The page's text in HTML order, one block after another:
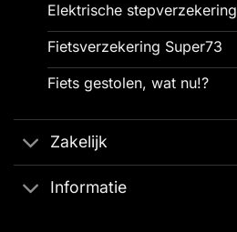
Elektrische stepverzekering
Fietsverzekering Super73
Fiets gestolen, wat nu!?
Zakelijk
Informatie